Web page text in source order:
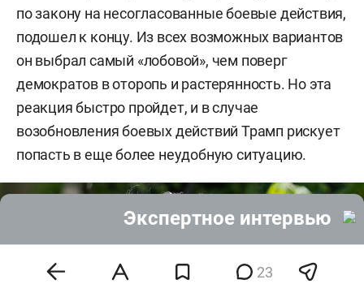
по закону на несогласованные боевые действия,
подошел к концу. Из всех возможных вариантов
он выбрал самый «лобовой», чем поверг
демократов в оторопь и растерянность. Но эта
реакция быстро пройдет, и в случае
возобновления боевых действий Трамп рискует
попасть в еще более неудобную ситуацию.
23
Экспертное интервью